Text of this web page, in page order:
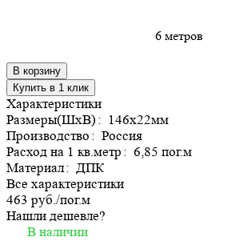
6 метров
В корзину
Купить в 1 клик
Характеристики
Размеры(ШхВ): 146х22мм
Производство: Россия
Расход на 1 кв.метр: 6,85 пог.м
Материал: ДПК
Все характеристики
463 руб./пог.м
Нашли дешевле?
В наличии